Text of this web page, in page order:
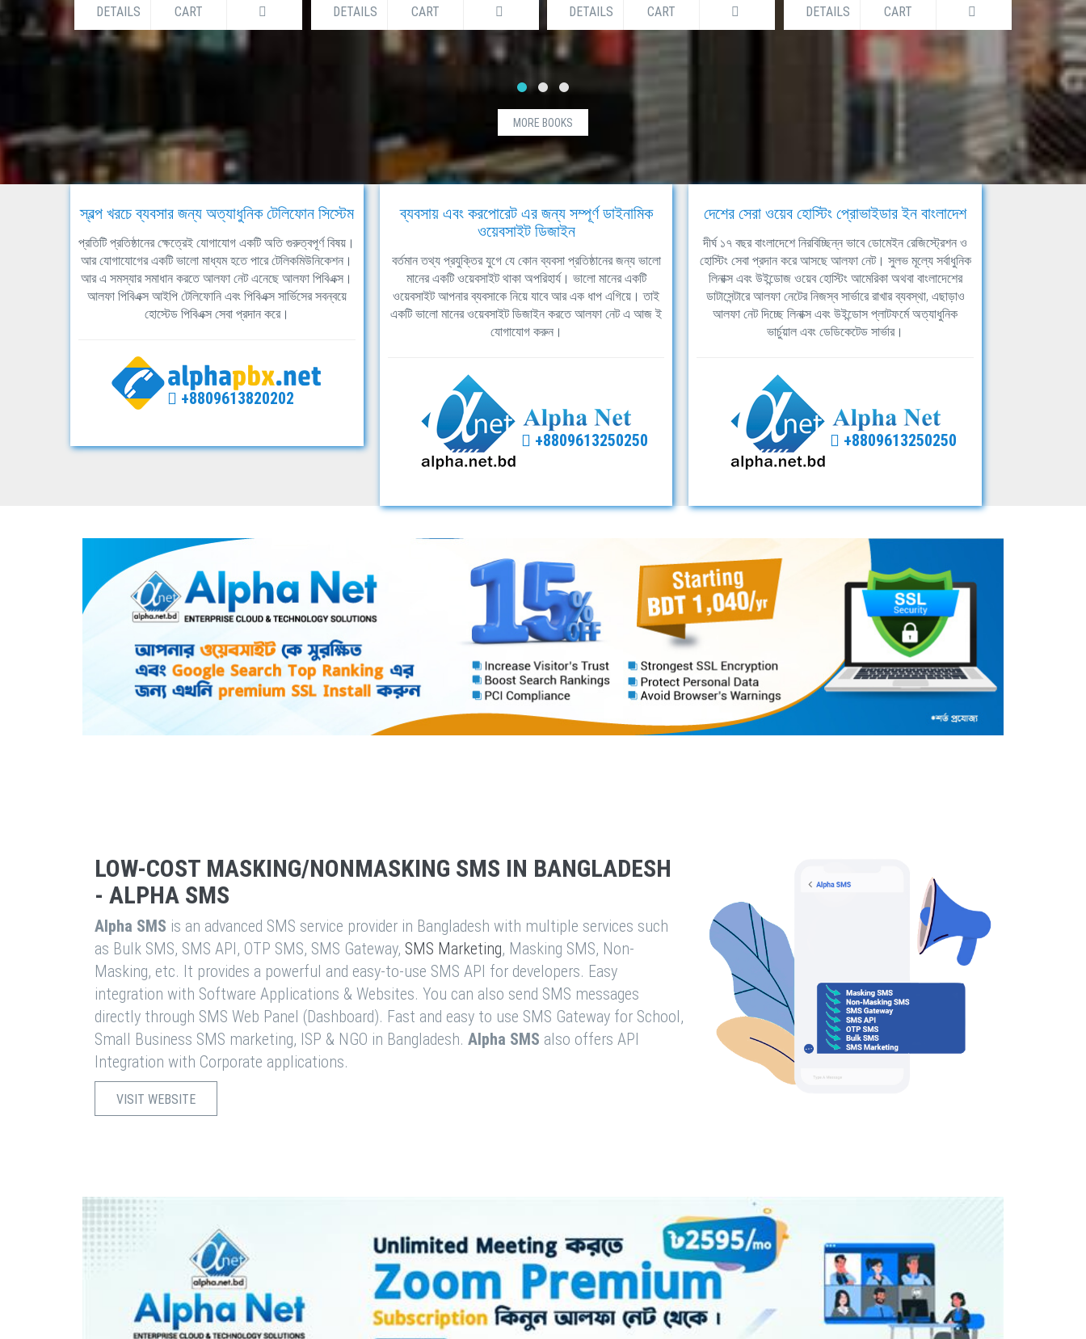
DETAILS CART DETAILS CART DETAILS CART DETAILS CART DETAILS
MORE BOOKS
স্বল্প খরচে ব্যবসার জন্য অত্যাধুনিক টেলিফোন সিস্টেম
প্রতিটি প্রতিষ্ঠানের ক্ষেত্রেই যোগাযোগ একটি অতি গুরুত্বপূর্ণ বিষয়।
আর যোগাযোগের একটি ভালো মাধ্যম হতে পারে টেলিকমিউনিকেশন।
আর এ সমস্যার সমাধান করতে আলফা নেট এনেছে আলফা পিবিএক্স।
আলফা পিবিএক্স আইপি টেলিফোনি এবং পিবিএক্স সার্ভিসের সবন্বয়ে
হোস্টেড পিবিএক্স সেবা প্রদান করে।
+8809613820202
ব্যবসায় এবং করপোরেট এর জন্য সম্পূর্ণ ডাইনামিক
ওয়েবসাইট ডিজাইন
বর্তমান তথ্য প্রযুক্তির যুগে যে কোন ব্যবসা প্রতিষ্ঠানের জন্য ভালো
মানের একটি ওয়েবসাইট থাকা অপরিহার্য। ভালো মানের একটি
ওয়েবসাইট আপনার ব্যবসাকে নিয়ে যাবে আর এক ধাপ এগিয়ে। তাই
একটি ভালো মানের ওয়েবসাইট ডিজাইন করতে আলফা নেট এ আজ ই
যোগাযোগ করুন।
+8809613250250
দেশের সেরা ওয়েব হোস্টিং প্রোভাইডার ইন বাংলাদেশ
দীর্ঘ ১৭ বছর বাংলাদেশে নিরবিচ্ছিন্ন ভাবে ডোমেইন রেজিস্ট্রেশন ও
হোস্টিং সেবা প্রদান করে আসছে আলফা নেট। সুলভ মূল্যে সর্বাধুনিক
লিনাক্স এবং উইন্ডোজ ওয়েব হোস্টিং আমেরিকা অথবা বাংলাদেশের
ডাটাসেন্টারে আলফা নেটের নিজস্ব সার্ভারে রাখার ব্যবস্থা, এছাড়াও
আলফা নেট দিচ্ছে লিনাক্স এবং উইন্ডোস প্লাটফর্মে অত্যাধুনিক
ভার্চুয়াল এবং ডেডিকেটেড সার্ভার।
+8809613250250
LOW-COST MASKING/NONMASKING SMS IN BANGLADESH
- ALPHA SMS
Alpha SMS is an advanced SMS service provider in Bangladesh with multiple services such
as Bulk SMS, SMS API, OTP SMS, SMS Gateway, SMS Marketing, Masking SMS, Non-
Masking, etc. It provides a powerful and easy-to-use SMS API for developers. Easy
integration with Software Applications & Websites. You can also send SMS messages
directly through SMS Web Panel (Dashboard). Fast and easy to use SMS Gateway for School,
Small Business SMS marketing, ISP & NGO in Bangladesh. Alpha SMS also offers API
Integration with Corporate applications.
VISIT WEBSITE